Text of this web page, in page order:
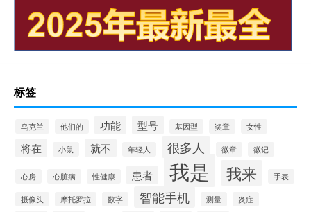
标签
乌克兰 他们的 功能 型号 基因型 奖章 女性
将在 小鼠 就不 年轻人 很多人 徽章 徽记
心房 心脏病 性健康 患者 我是 我来 手表
摄像头 摩托罗拉 数字 智能手机 测量 炎症